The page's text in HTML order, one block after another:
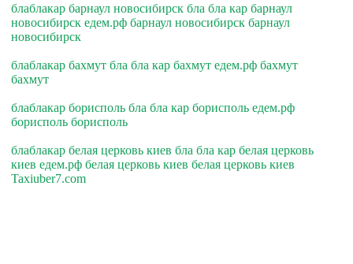
блаблакар барнаул новосибирск бла бла кар барнаул
новосибирск едем.рф барнаул новосибирск барнаул
новосибирск
блаблакар бахмут бла бла кар бахмут едем.рф бахмут
бахмут
блаблакар борисполь бла бла кар борисполь едем.рф
борисполь борисполь
блаблакар белая церковь киев бла бла кар белая церковь
киев едем.рф белая церковь киев белая церковь киев
Taxiuber7.com